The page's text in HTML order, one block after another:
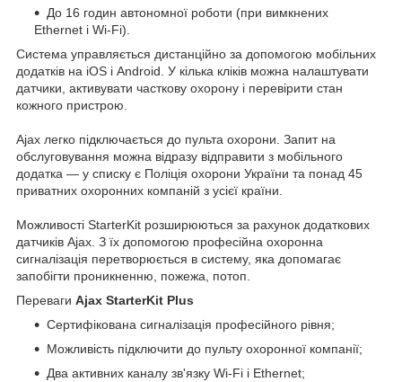
До 16 годин автономної роботи (при вимкнених
Ethernet і Wi-Fi).
Система управляється дистанційно за допомогою мобільних
додатків на iOS і Android. У кілька кліків можна налаштувати
датчики, активувати часткову охорону і перевірити стан
кожного пристрою.
Ajax легко підключається до пульта охорони. Запит на
обслуговування можна відразу відправити з мобільного
додатка — у списку є Поліція охорони України та понад 45
приватних охоронних компаній з усієї країни.
Можливості StarterKit розширюються за рахунок додаткових
датчиків Ajax. З їх допомогою професійна охоронна
сигналізація перетворюється в систему, яка допомагає
запобігти проникненню, пожежа, потоп.
Переваги Ajax StarterKit Plus
Сертифікована сигналізація професійного рівня;
Можливість підключити до пульту охоронної компанії;
Два активних каналу зв'язку Wi-Fi і Ethernet;